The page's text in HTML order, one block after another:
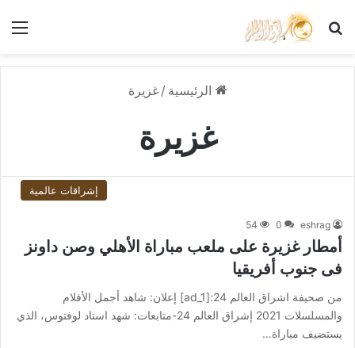
بحث عن
الرئيسية / غزيرة
غزيرة
إشراقات عالمية
eshrag
0
54
أمطار غزيرة على ملعب مباراة الأهلي وصن داونز
فى جنوب أفريقيا
من صحيفة اشراق العالم 24:[ad_1] إعلان: شاهد أجمل الأفلام
والمسلسلات 2021 إشراق العالم 24-متابعات: شهد استاد لوفتوس، الذي
يستضيف مباراة…